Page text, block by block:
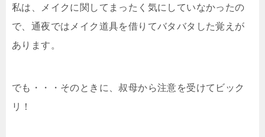
私は、メイクに関してまったく気にしていなかったの
で、通夜ではメイク道具を借りてバタバタした覚えが
あります。
でも・・・そのときに、叔母から注意を受けてビック
リ！